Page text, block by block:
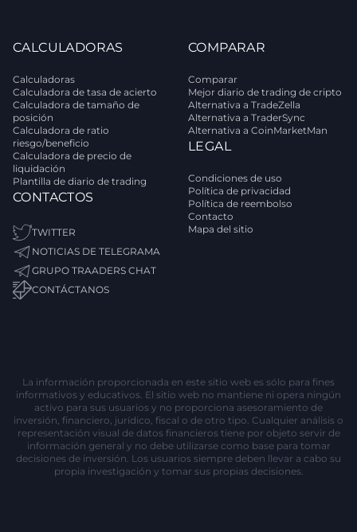
CALCULADORAS
Calculadoras
Calculadora de tasa de acierto
Calculadora de tamaño de
posición
Calculadora de ratio
riesgo/beneficio
Calculadora de precio de
liquidación
Plantilla de diario de trading
CONTACTOS
TWITTER
NOTICIAS DE TELEGRAMA
GRUPO TRAADERS CHAT
CONTÁCTANOS
COMPARAR
Comparar
Mejor diario de trading de cripto
Alternativa a TradeZella
Alternativa a TraderSync
Alternativa a CoinMarketMan
LEGAL
Condiciones de uso
Política de privacidad
Política de reembolso
Contacto
Mapa del sitio
La información proporcionada en este sitio web es sólo para fines
informativos y educativos. El sitio web no mantiene ni opera ningún
activo para sus usuarios y no proporciona asesoramiento de
inversión, financiero, jurídico, fiscal o de otro tipo. Cualquier análisis o
representación visual de datos financieros tiene por objeto servir de
información general y no debe utilizarse como base para tomar
decisiones de inversión. Los usuarios siempre deben llevar a cabo su
propia investigación y tomar sus propias decisiones.